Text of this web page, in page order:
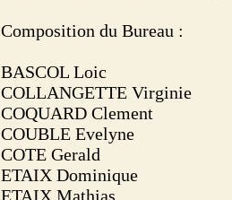
Composition du Bureau :
BASCOL Loic
COLLANGETTE Virginie
COQUARD Clement
COUBLE Evelyne
COTE Gerald
ETAIX Dominique
ETAIX Mathias